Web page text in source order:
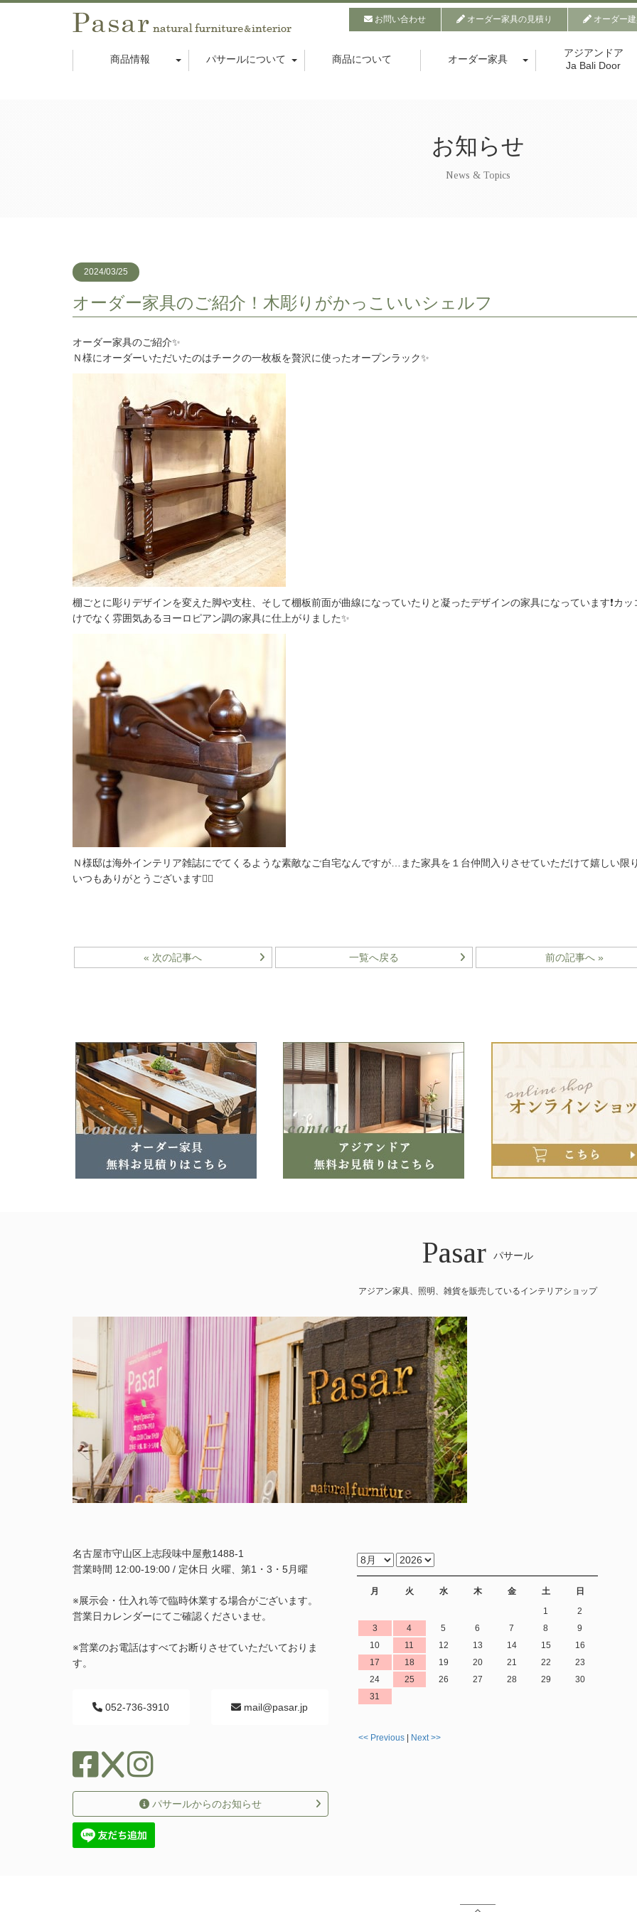
お問い合わせ オーダー家具の見積り オーダー
商品情報 パサールについて 商品について オーダー家具
アジアンドア
Ja Bali Door
お知らせ
News & Topics
2024/03/25
オーダー家具のご紹介！木彫りがかっこいいシェルフ
オーダー家具のご紹介✨
Ｎ様にオーダーいただいたのはチークの一枚板を贅沢に使ったオープンラック✨
棚ごとに彫りデザインを変えた脚や支柱、そして棚板前面が曲線になっていたりと凝ったデザインの家具になっています❗️カッ
けでなく雰囲気あるヨーロピアン調の家具に仕上がりました✨
Ｎ様邸は海外インテリア雑誌にでてくるような素敵なご自宅なんですが…また家具を１台仲間入りさせていただけて嬉しい限
いつもありがとうございます🙇‍♂️
« 次の記事へ 一覧へ戻る 前の記事へ »
Pasar パサール
アジアン家具、照明、雑貨を販売しているインテリアショップ
名古屋市守山区上志段味中屋敷1488-1
営業時間 12:00-19:00 / 定休日 火曜、第1・3・5月曜
※展示会・仕入れ等で臨時休業する場合がございます。
営業日カレンダーにてご確認くださいませ。
※営業のお電話はすべてお断りさせていただいておりま
す。
052-736-3910 mail@pasar.jp
パサールからのお知らせ
月 火 水 木 金 土 日
<< Previous| Next >>
1
2
3
4 5 6 7 8
9
10
11 12 13 14 15
16
17
18 19 20 21 22
23
24
25 26 27 28 29
30
31